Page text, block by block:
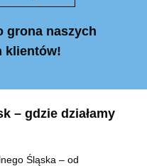
grona naszych
klientów!
– gdzie działamy
Śląska – od